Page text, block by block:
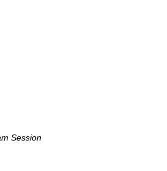
Session